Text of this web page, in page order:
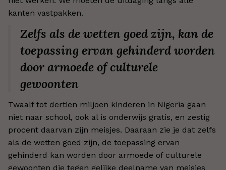
kanten vastpakken.
Zelfs als de wetten goed zijn, kan de
toepassing ervan gehinderd worden
door armoede of culturele
gewoonten
Twaalf tot dertien miljoen kinderen in Nigeria gaan
niet naar school, ook al is onderwijs gratis, en zestig
procent daarvan zijn meisjes. Daaraan zie je dat zelfs
als de wetten goed zijn, de toepassing ervan
gehinderd kan worden door armoede of culturele
gewoonten die tegen gelijke deelname van meisjes